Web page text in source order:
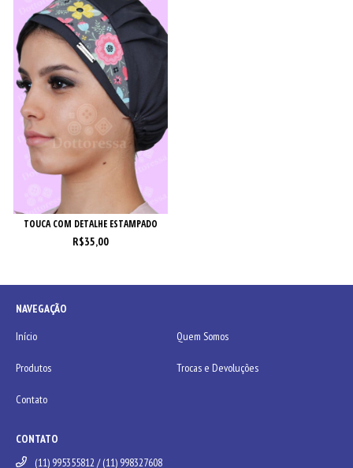
TOUCA COM DETALHE ESTAMPADO
R$35,00
NAVEGAÇÃO
Início
Quem Somos
Produtos Trocas e Devoluções
Contato
CONTATO
(11) 995355812 / (11) 998327608